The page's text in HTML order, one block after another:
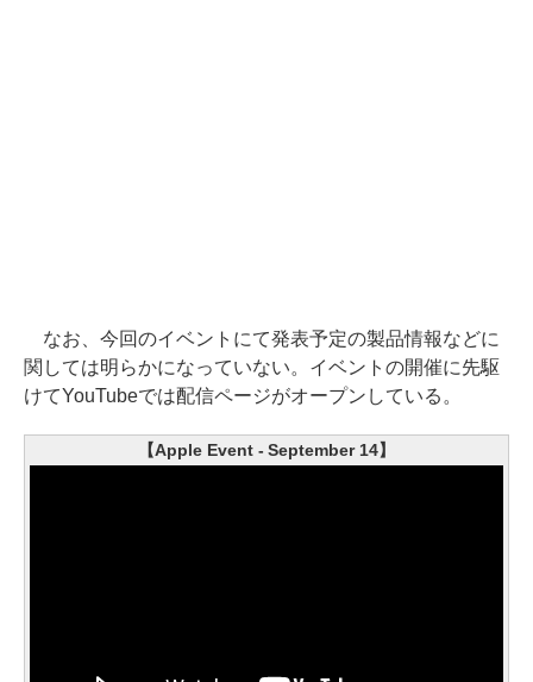
なお、今回のイベントにて発表予定の製品情報などに
関しては明らかになっていない。イベントの開催に先駆
けてYouTubeでは配信ページがオープンしている。
【Apple Event - September 14】